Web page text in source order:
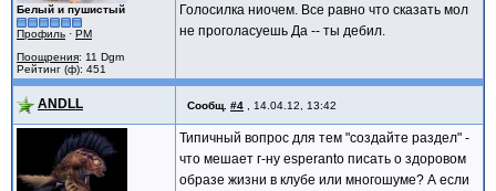
Белый и пушистый
Профиль · PM
Поощрения: 11 Dgm
Рейтинг (ф): 451
Голосилка ниочем. Все равно что сказать мол
не проголасуешь Да -- ты дебил.
ANDLL Сообщ. #4 14.04.12, 13:42
Типичный вопрос для тем "создайте раздел" -
что мешает г-ну esperanto писать о здоровом
образе жизни в клубе или многошуме? А если